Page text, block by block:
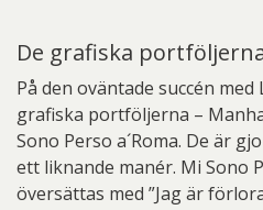
De grafiska
På den oväntade succén
grafiska portföljerna –
Sono Perso a´Roma. De är
ett liknande manér. Mi Sono
översättas med ”Jag är